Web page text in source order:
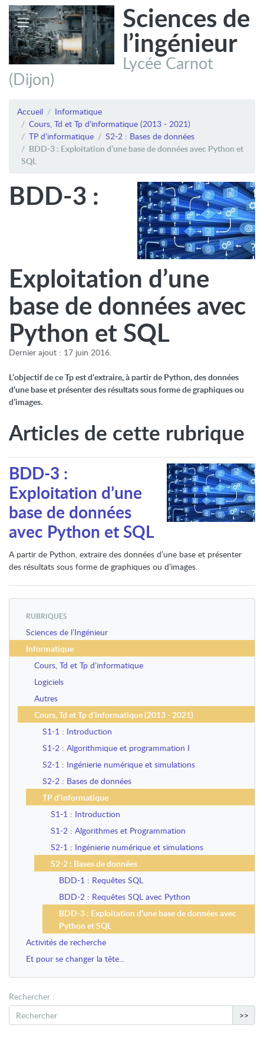
Sciences de
l’ingénieur
Lycée Carnot
(Dijon)
Accueil
Informatique
Cours, Td et Tp d’informatique (2013 - 2021)
TP d’informatique
S2-2 : Bases de données
BDD-3 : Exploitation d’une base de données avec Python et
SQL
BDD-3 :
Exploitation d’une
base de données avec
Python et SQL
Dernier ajout : 17 juin 2016.
L’objectif de ce Tp est d’extraire, à partir de Python, des données
d’une base et présenter des résultats sous forme de graphiques ou
d’images.
Articles de cette rubrique
BDD-3 :
Exploitation d’une
base de données
avec Python et SQL
A partir de Python, extraire des données d’une base et présenter
des résultats sous forme de graphiques ou d’images.
RUBRIQUES
Sciences de l’Ingénieur
Informatique
Cours, Td et Tp d’informatique
Logiciels
Autres
Cours, Td et Tp d’informatique (2013 - 2021)
S1-1 : Introduction
S1-2 : Algorithmique et programmation I
S2-1 : Ingénierie numérique et simulations
S2-2 : Bases de données
TP d’informatique
S1-1 : Introduction
S1-2 : Algorithmes et Programmation
S2-1 : Ingénierie numérique et simulations
S2-2 : Bases de données
BDD-1 : Requêtes SQL
BDD-2 : Requêtes SQL avec Python
BDD-3 : Exploitation d’une base de données avec
Python et SQL
Activités de recherche
Et pour se changer la tête...
Rechercher :
>>